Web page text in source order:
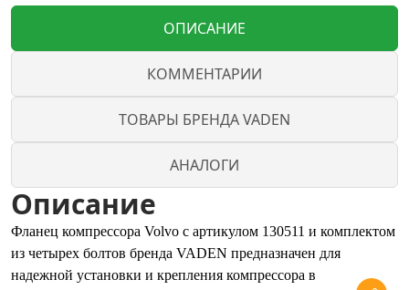
ОПИСАНИЕ
КОММЕНТАРИИ
ТОВАРЫ БРЕНДА VADEN
АНАЛОГИ
Описание
Фланец компрессора Volvo с артикулом 130511 и комплектом
из четырех болтов бренда VADEN предназначен для
надежной установки и крепления компрессора в